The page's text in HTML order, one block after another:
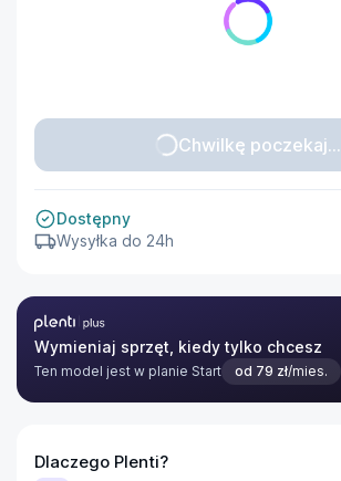
Chwilkę poczekaj...
Dostępny
Wysyłka do 24h
Plenti Plus
Wymieniaj sprzęt, kiedy tylko chcesz
Ten model jest w planie Start od 79 zł/mies.
Dlaczego Plenti?